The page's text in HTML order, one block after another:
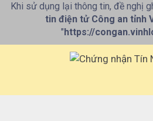
Khi sử dụng lại thông tin, đề nghị
tin điện tử Công an tỉnh
"https://